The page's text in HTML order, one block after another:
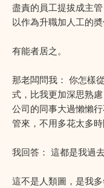
盡責的員工提拔成主
以作為升職加人工的奬
有能者居之。
那老闆問我： 你怎樣
式，比我更加深思熟
公司的同事大過懶懶
管來，不用多花太多時
我回答： 這都是我過去
這不是人類圖，是我